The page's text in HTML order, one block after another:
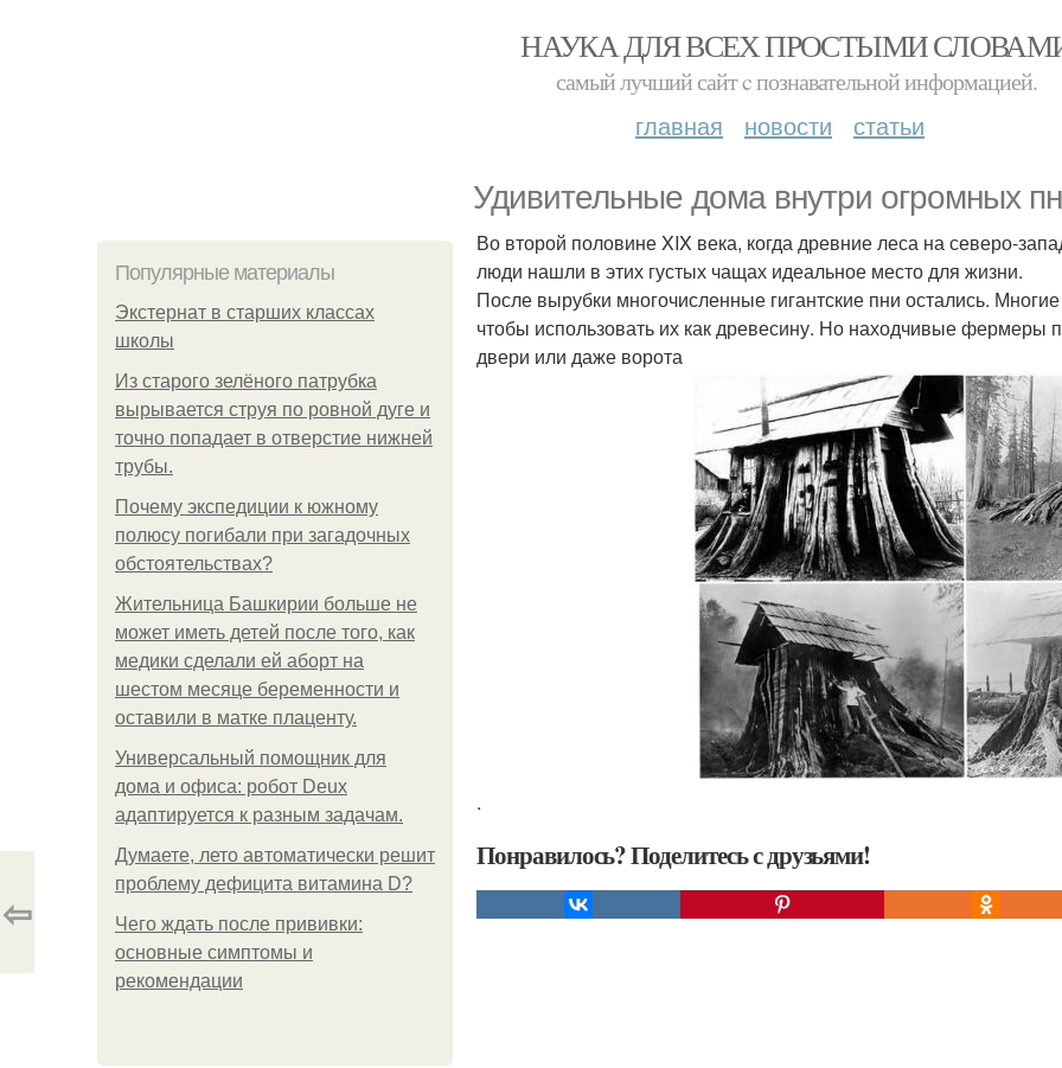
НАУКА ДЛЯ ВСЕХ ПРОСТЫМИ
самый лучший сайт c познавательной информацией.
главная новости статьи
Удивительные дома внутри огромных
Популярные материалы
Экстернат в старших классах
школы
Из старого зелёного патрубка
вырывается струя по ровной дуге и
точно попадает в отверстие нижней
трубы.
Почему экспедиции к южному
полюсу погибали при загадочных
обстоятельствах?
Жительница Башкирии больше не
может иметь детей после того, как
медики сделали ей аборт на
шестом месяце беременности и
оставили в матке плаценту.
Универсальный помощник для
дома и офиса: робот Deux
адаптируется к разным задачам.
Думаете, лето автоматически решит
проблему дефицита витамина D?
Чего ждать после прививки:
основные симптомы и
рекомендации
Во второй половине XIX века, когда древние леса на северо-
люди нашли в этих густых чащах идеальное место для жизни.
После вырубки многочисленные гигантские пни остались.
чтобы использовать их как древесину. Но находчивые
двери или даже ворота
.
Понравилось? Поделитесь с друзьями!
⇦